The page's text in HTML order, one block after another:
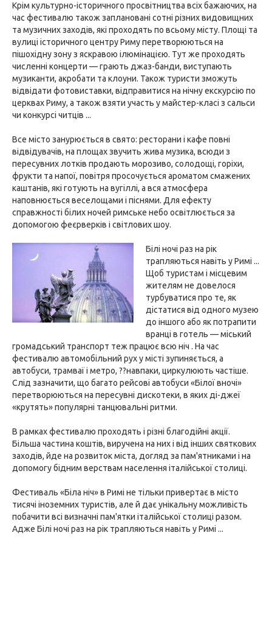
Крім культурно-історичного просвітництва всіх бажаючих, на
час фестивалю також заплановані сотні різних видовищних
та музичних заходів, які проходять по всьому місту. Площі та
вулиці історичного центру Риму перетворюються на
пішохідну зону з яскравою ілюмінацією. Тут же проходять
численні концерти — грають джаз-банди, виступають
музиканти, акробати та клоуни. Також туристи зможуть
відвідати фотовиставки, відправитися на нічну екскурсію по
церквах Риму, а також взяти участь у майстер-класі з сальси
чи конкурсі читців ...
Все місто занурюється в свято: ресторани і кафе повні
відвідувачів, на площах звучить жива музика, всюди з
пересувних лотків продають морозиво, солодощі, горіхи,
фрукти та напої, повітря просочується ароматом смажених
каштанів, які готують на вугіллі, а вся атмосфера
наповнюється веселощами і піснями. Для ефекту
справжності білих ночей римське небо освітлюється за
допомогою феєрверків і світлових шоу.
Білі ночі раз на рік
трапляються навіть у Римі ...
Щоб туристам і місцевим
жителям не довелося
турбуватися про те, як
дістатися від одного музею
до іншого або як потрапити
вранці в готель — міський
громадський транспорт теж працює всю ніч . На час
фестивалю автомобільний рух у місті зупиняється, а
автобуси, трамваї і метро, ??навпаки, циркулюють частіше.
Слід зазначити, що багато рейсові автобуси «Білої вночі»
перетворюються на пересувні дискотеки, в яких ді-джеї
«крутять» популярні танцювальні ритми.
В рамках фестивалю проходять і різні благодійні акції.
Більша частина коштів, виручена на них і від інших святкових
заходів, йде на розвиток міста, догляд за пам'ятниками і на
допомогу бідним верствам населення італійської столиці.
Фестиваль «Біла ніч» в Римі не тільки привертає в місто
тисячі іноземних туристів, але й дає унікальну можливість
побачити всі визначні пам'ятки італійської столиці разом.
Адже Білі ночі раз на рік трапляються навіть у Римі ...